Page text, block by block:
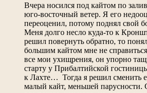
Вчера носился под кайтом по
юго-восточный ветер. Я его
переоценил, потому поднял свой
Меня долго несло куда-то к
решил повернуть обратно, то
большим кайтом мне не
все мои ухищрения, он упорно
старту у Прибалтийской
к Лахте… Тогда я решил сменить
малый кайт, меньшей парусности.